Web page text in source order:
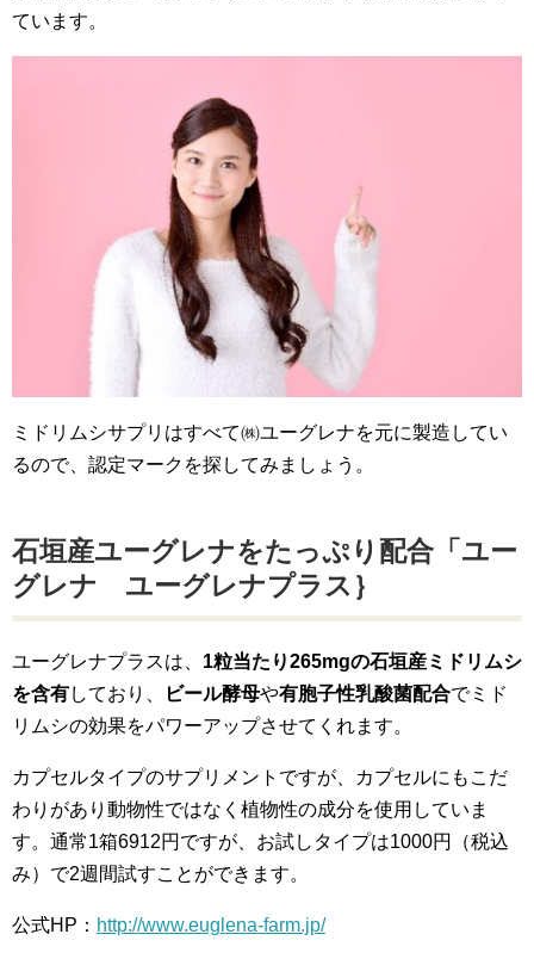
ています。
ミドリムシサプリはすべて㈱ユーグレナを元に製造してい
るので、認定マークを探してみましょう。
石垣産ユーグレナをたっぷり配合「ユー
グレナ ユーグレナプラス｝
ユーグレナプラスは、 1粒当たり265mgの石垣産ミドリムシ
を含有しており、 ビール酵母や有胞子性乳酸菌配合でミド
リムシの効果をパワーアップさせてくれます。
カプセルタイプのサプリメントですが、カプセルにもこだ
わりがあり動物性ではなく植物性の成分を使用していま
す。通常1箱6912円ですが、お試しタイプは1000円（税込
み）で2週間試すことができます。
公式HP： http://www.euglena-farm.jp/